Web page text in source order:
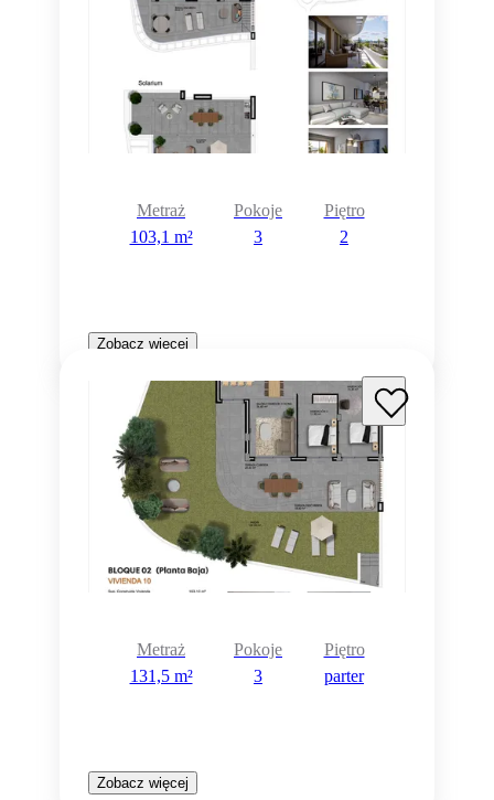
Metraż
103,1 m²
Pokoje
3
Piętro
2
Zobacz więcej
Metraż
131,5 m²
Pokoje
3
Piętro
parter
Zobacz więcej